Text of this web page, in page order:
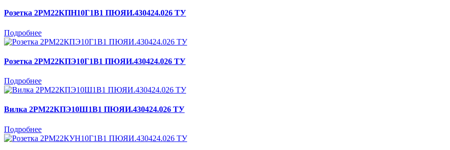
Розетка 2РМ22КПН10Г1В1 ПЮЯИ.430424.026 ТУ
Подробнее
Розетка 2РМ22КПЭ10Г1В1 ПЮЯИ.430424.026 ТУ
Подробнее
Вилка 2РМ22КПЭ10Ш1В1 ПЮЯИ.430424.026 ТУ
Подробнее